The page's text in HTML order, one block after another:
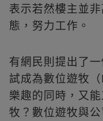
表示若然樓主並
態，努力工作。
有網民則提出了
試成為數位遊牧
樂趣的同時，又
牧？數位遊牧與